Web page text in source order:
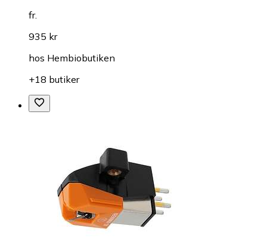
fr.
935 kr
hos Hembiobutiken
+18 butiker